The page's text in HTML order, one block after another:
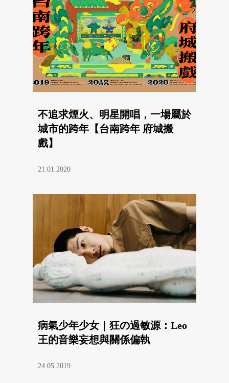
不追求煙火、明星開唱，一場屬於
城市的跨年【台南跨年 府城搬
戲】
21.01.2020
病氣少年少女｜狂の過敏源：Leo
王的音樂妄想與關係偏執
24.05.2019